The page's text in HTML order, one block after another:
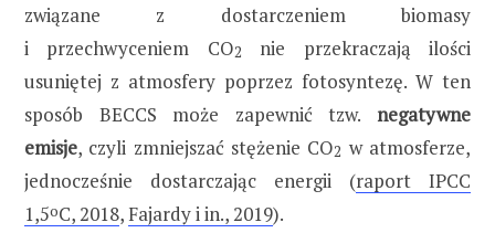
związane z dostarczeniem biomasy
i przechwyceniem CO2
nie przekraczają ilości
usuniętej z atmosfery poprzez fotosyntezę. W ten
sposób BECCS może zapewnić tzw. negatywne
emisje, czyli zmniejszać stężenie CO2 w atmosferze,
jednocześnie dostarczając energii (raport IPCC
1,5oC, 2018, Fajardy i in., 2019).